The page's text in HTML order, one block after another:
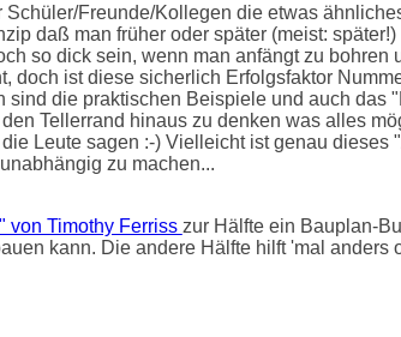
Freunde/Kollegen die etwas
daß man früher oder später (meist:
so dick sein, wenn man anfängt zu
ist diese sicherlich Erfolgsfaktor
die praktischen Beispiele und auch das
Tellerrand hinaus zu denken was alles
Leute sagen :-) Vielleicht ist genau
zu machen...
von Timothy Ferriss zur Hälfte ein Bauplan-
kann. Die andere Hälfte hilft 'mal anders